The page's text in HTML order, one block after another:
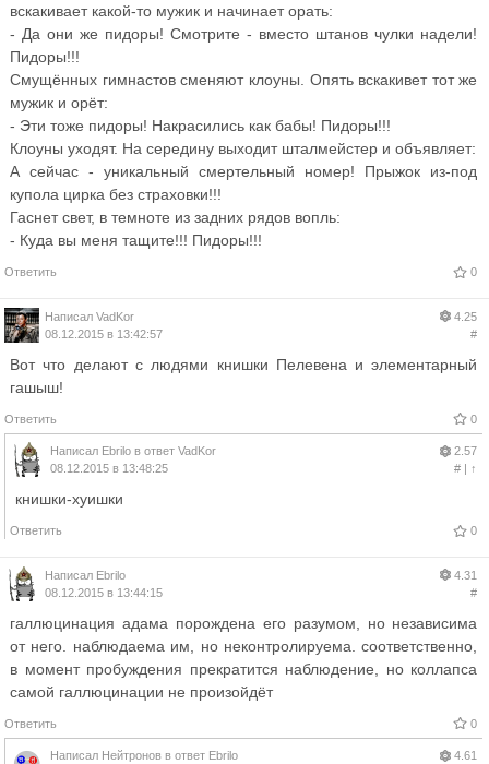
вскакивает какой-то мужик и начинает орать:
- Да они же пидоры! Смотрите - вместо штанов чулки надели!
Пидоры!!!
Смущённых гимнастов сменяют клоуны. Опять вскакивет тот же
мужик и орёт:
- Эти тоже пидоры! Накрасились как бабы! Пидоры!!!
Клоуны уходят. На середину выходит шталмейстер и объявляет:
А сейчас - уникальный смертельный номер! Прыжок из-под
купола цирка без страховки!!!
Гаснет свет, в темноте из задних рядов вопль:
- Куда вы меня тащите!!! Пидоры!!!
Ответить 0
Написал VadKor
08.12.2015 в 13:42:57
4.25
#
Вот что делают с людями книшки Пелевена и элементарный
гашыш!
Ответить 0
Написал Ebrilo в ответ VadKor
08.12.2015 в 13:48:25
2.57
#| ↑
книшки-хуишки
Ответить 0
Написал Ebrilo
08.12.2015 в 13:44:15
4.31
#
галлюцинация адама порождена его разумом, но независима
от него. наблюдаема им, но неконтролируема. соответственно,
в момент пробуждения прекратится наблюдение, но коллапса
самой галлюцинации не произойдёт
Ответить 0
Написал Нейтронов в ответ Ebrilo 4.61